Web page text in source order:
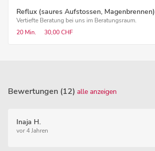
Reflux (saures Aufstossen, Magenbrennen)
Vertiefte Beratung bei uns im Beratungsraum.
20 Min.
30,00 CHF
Bewertungen (12) alle anzeigen
Inaja H.
vor 4 Jahren